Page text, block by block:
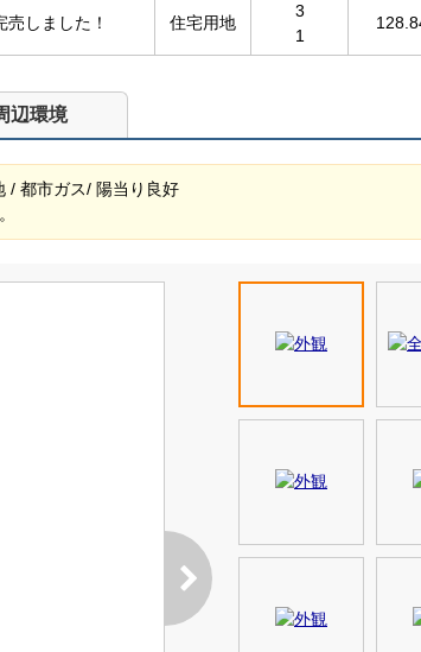
売しました！ 住宅用地
3
1
辺環境
/ 都市ガス/ 陽当り良好